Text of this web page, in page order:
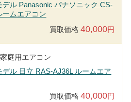
デル Panasonic パナソニック CS-
ームエアコン
買取価格40,000円
家庭用エアコン
デル 日立 RAS-AJ36L ルームエア
買取価格40,000円